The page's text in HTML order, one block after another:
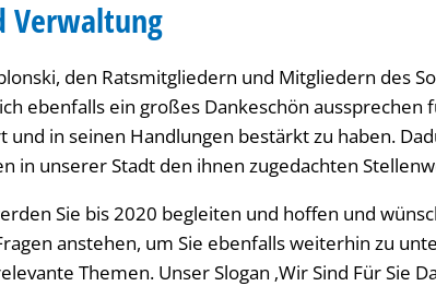
Verwaltung
den Ratsmitgliedern und Mitgliedern des
ebenfalls ein großes Dankeschön aussprechen
in seinen Handlungen bestärkt zu haben.
in unserer Stadt den ihnen zugedachten
Sie bis 2020 begleiten und hoffen und
anstehen, um Sie ebenfalls weiterhin zu
Themen. Unser Slogan ‚Wir Sind Für Sie